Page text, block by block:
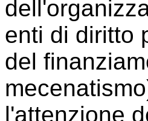
enti di diritto
del
l'attenzione